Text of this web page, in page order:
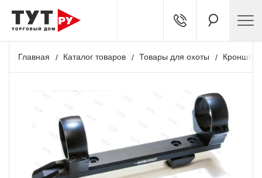
Главная Каталог товаров Товары для охоты